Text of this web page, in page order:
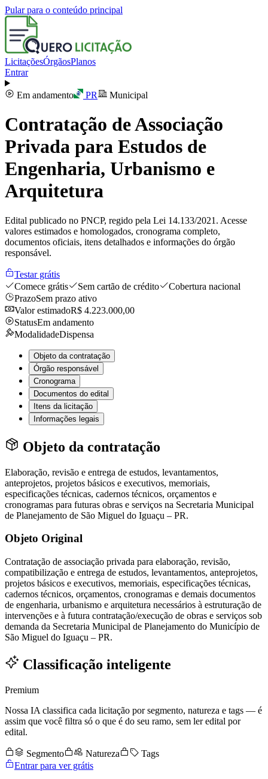
Pular para o conteúdo principal
LicitaçõesÓrgãosPlanos
Entrar
Em andamento PR Municipal
Contratação de Associação
Privada para Estudos de
Engenharia, Urbanismo e
Arquitetura
Edital publicado no PNCP, regido pela Lei 14.133/2021. Acesse
valores estimados e homologados, cronograma completo,
documentos oficiais, itens detalhados e informações do órgão
responsável.
Testar grátis
Comece grátis
Sem cartão de crédito
Cobertura nacional
PrazoSem prazo ativo
Valor estimadoR$ 4.223.000,00
StatusEm andamento
ModalidadeDispensa
Objeto da contratação
Órgão responsável
Cronograma
Documentos do edital
Itens da licitação
Informações legais
Objeto da contratação
Elaboração, revisão e entrega de estudos, levantamentos,
anteprojetos, projetos básicos e executivos, memoriais,
especificações técnicas, cadernos técnicos, orçamentos e
cronogramas para futuras obras e serviços na Secretaria Municipal
de Planejamento de São Miguel do Iguaçu – PR.
Objeto Original
Contratação de associação privada para elaboração, revisão,
compatibilização e entrega de estudos, levantamentos, anteprojetos,
projetos básicos e executivos, memoriais, especificações técnicas,
cadernos técnicos, orçamentos, cronogramas e demais documentos
de engenharia, urbanismo e arquitetura necessários à estruturação de
intervenções e à futura contratação/execução de obras e serviços sob
demanda da Secretaria Municipal de Planejamento do Município de
São Miguel do Iguaçu – PR.
Classificação inteligente
Premium
Nossa IA classifica cada licitação por segmento, natureza e tags — é
assim que você filtra só o que é do seu ramo, sem ler edital por
edital.
Segmento Natureza
Tags
Entrar para ver grátis